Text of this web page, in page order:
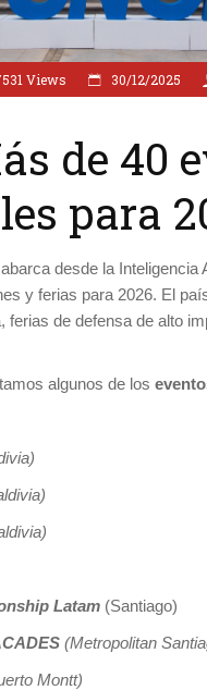
Views 30/12/2025
de 40
para
desde la
y ferias para 2026. El
ferias de defensa de alto
algunos de los
Latam (Santiago)
(Metropolitan
Montt)